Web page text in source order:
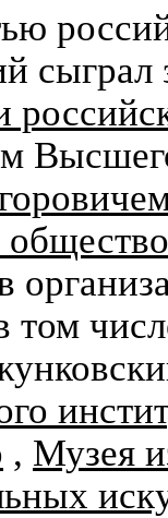
сыграл
том
, Музея